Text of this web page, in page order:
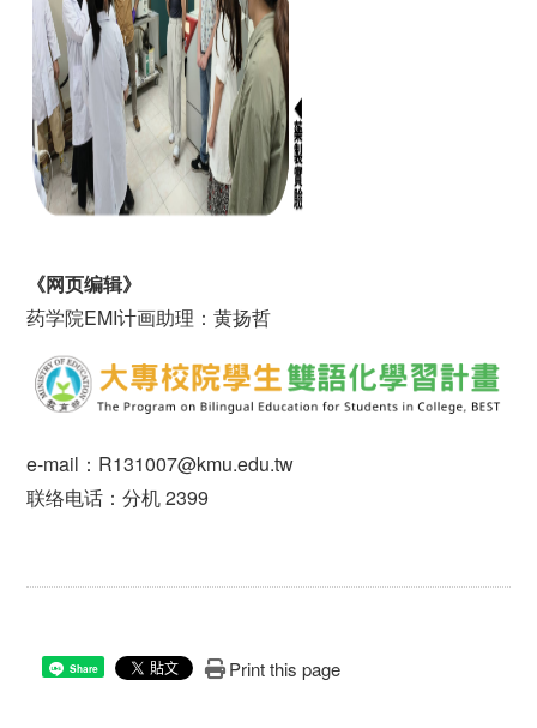
《网页编辑》
药学院EMI计画助理：黄扬哲
e-mail：R131007@kmu.edu.tw
联络电话：分机 2399
Share Print this page